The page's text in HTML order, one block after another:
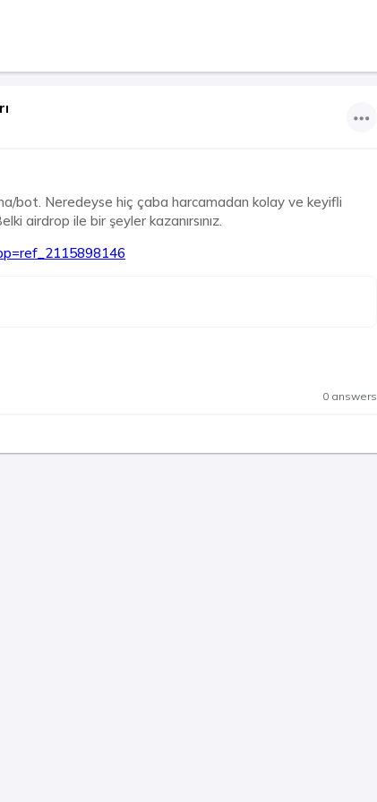
bot. Neredeyse hiç çaba harcamadan kolay ve keyifli
airdrop ile bir şeyler kazanırsınız.
0 answers